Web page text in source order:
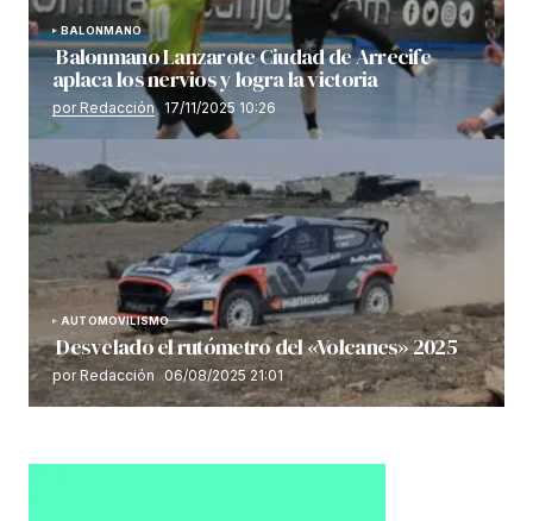
BALONMANO
Balonmano Lanzarote Ciudad de Arrecife
aplaca los nervios y logra la victoria
por Redacción 17/11/2025 10:26
AUTOMOVILISMO
Desvelado el rutómetro del «Volcanes» 2025
por Redacción 06/08/2025 21:01